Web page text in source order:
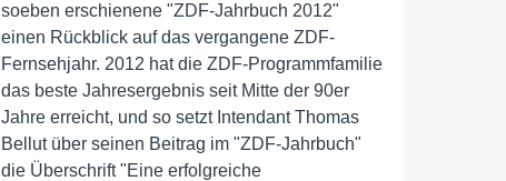
soeben erschienene "ZDF-Jahrbuch 2012"
einen Rückblick auf das vergangene ZDF-
Fernsehjahr. 2012 hat die ZDF-Programmfamilie
das beste Jahresergebnis seit Mitte der 90er
Jahre erreicht, und so setzt Intendant Thomas
Bellut über seinen Beitrag im "ZDF-Jahrbuch"
die Überschrift "Eine erfolgreiche